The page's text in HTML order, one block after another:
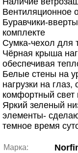
Вентиляционное
Буравчики-
комплекте
Сумка-чехол для
Чёрная крыша
обеспечивая
Белые стены на
нагрузки на
комфортный свет
Яркий зеленый
элементы-
темное время
Марка: